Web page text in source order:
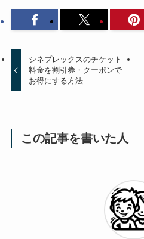
シネプレックスのチケット
料金を割引券・クーポンで
お得にする方法
この記事を書いた人